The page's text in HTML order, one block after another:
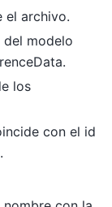
el archivo.
del modelo
los
con el id